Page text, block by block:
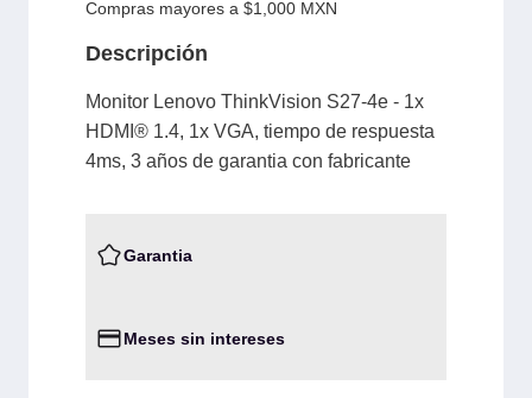
Compras mayores a $1,000 MXN
Descripción
Monitor Lenovo ThinkVision S27-4e - 1x
HDMI® 1.4, 1x VGA, tiempo de respuesta
4ms, 3 años de garantia con fabricante
Garantia
Meses sin intereses